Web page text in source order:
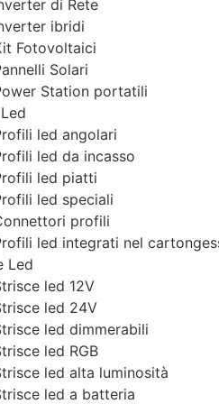
di Rete
ibridi
Fotovoltaici
Solari
Station portatili
led angolari
led da incasso
led piatti
led speciali
profili
led integrati nel
Led
led 12V
led 24V
led dimmerabili
led RGB
led alta luminosità
led a batteria